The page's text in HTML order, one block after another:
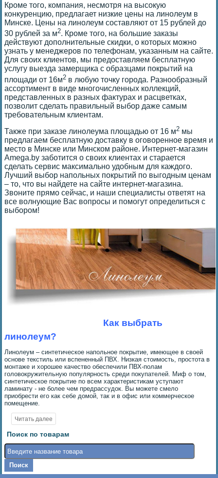
Кроме того, компания, несмотря на высокую
конкуренцию, предлагает низкие цены на линолеум в
Минске. Цены на линолеум составляют от 15 рублей до
30 рублей за м2. Кроме того, на большие заказы
действуют дополнительные скидки, о которых можно
узнать у менеджеров по телефонам, указанным на сайте.
Для своих клиентов, мы предоставляем бесплатную
услугу выезда замерщика с образцами покрытий на
площади от 16м2 в любую точку города. Разнообразный
ассортимент в виде многочисленных коллекций,
представленных в разных фактурах и расцветках,
позволит сделать правильный выбор даже самым
требовательным клиентам.
Также при заказе линолеума площадью от 16 м2 мы
предлагаем бесплатную доставку в оговоренное время и
место в Минске или Минском районе. Интернет-магазин
Amega.by заботится о своих клиентах и старается
сделать сервис максимально удобным для каждого.
Лучший выбор напольных покрытий по выгодным ценам
– то, что вы найдете на сайте интернет-магазина.
Звоните прямо сейчас, и наши специалисты ответят на
все волнующие Вас вопросы и помогут определиться с
выбором!
Как выбрать
линолеум?
Линолеум – синтетическое напольное покрытие, имеющее в своей
основе текстиль или вспененный ПВХ. Низкая стоимость, простота в
монтаже и хорошее качество обеспечили ПВХ-полам
головокружительную популярность среди покупателей. Миф о том,
синтетическое покрытие по всем характеристикам уступают
ламинату - не более чем предрассудок. Вы можете смело
приобрести его как себе домой, так и в офис или коммерческое
помещение.
Поиск по товарам